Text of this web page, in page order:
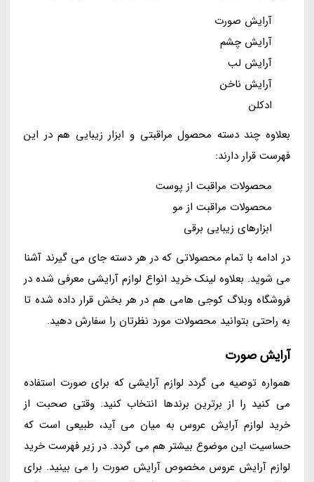
آرایش صورت
آرایش چشم
آرایش لب
آرایش ناخن
ادکلن
بعلاوه چند دسته محصول مراقبتی و ابزار زیبایی هم در این
فهرست قرار دارند:
محصولات مراقبت از پوست
محصولات مراقبت از مو
ابزارهای زیبایی برقی
در ادامه با تمام محصولاتی که در هر دسته جای می گیرند آشنا
می شوید. بعلاوه لینک خرید انواع لوازم آرایشی معرفی شده در
فروشگاه وبلاگ کوجی هامی هم در هر بخش قرار داده شده تا
به راحتی بتوانید محصولات مورد نظرتان را سفارش دهید.
آرایش صورت
همواره توصیه می گردد لوازم آرایشی که برای صورت استفاده
می کنید را از برترین برندها انتخاب کنید. وقتی صحبت از
خرید لوازم آرایش عروس به میان می آید، طبیعی است که
حساسیت این موضوع بیشتر هم می گردد. در زیر فهرست خرید
لوازم آرایش عروس مخصوص آرایش صورت را می بینید. برای